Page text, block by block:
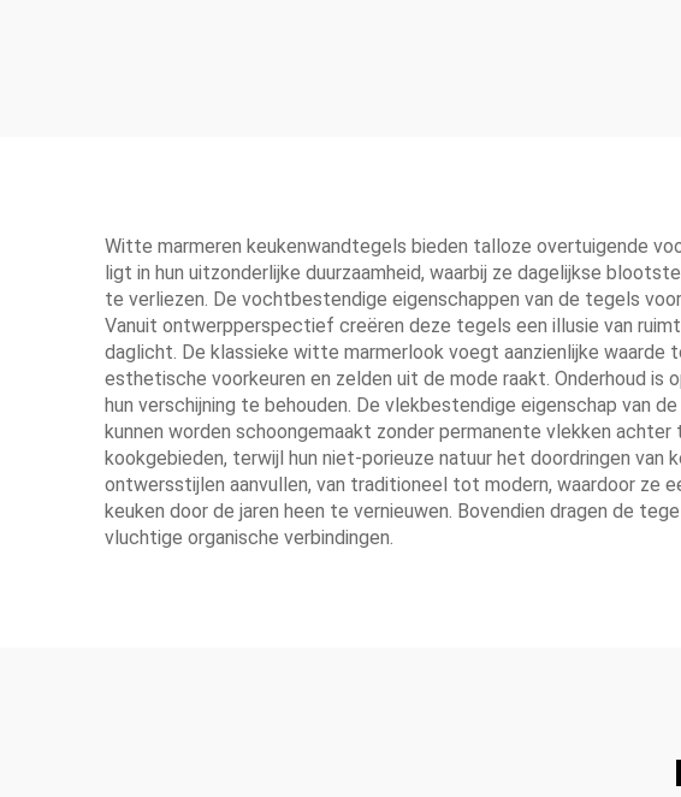
Witte marmeren keukenwandtegels bieden talloze overtuigende
ligt in hun uitzonderlijke duurzaamheid, waarbij ze dagelijkse
te verliezen. De vochtbestendige eigenschappen van de tegels
Vanuit ontwerpperspectief creëren deze tegels een illusie van
daglicht. De klassieke witte marmerlook voegt aanzienlijke waarde
esthetische voorkeuren en zelden uit de mode raakt. Onderhoud is
hun verschijning te behouden. De vlekbestendige eigenschap van
kunnen worden schoongemaakt zonder permanente vlekken
kookgebieden, terwijl hun niet-porieuze natuur het doordringen
ontwersstijlen aanvullen, van traditioneel tot modern, waardoor ze
keuken door de jaren heen te vernieuwen. Bovendien dragen de
vluchtige organische verbindingen.